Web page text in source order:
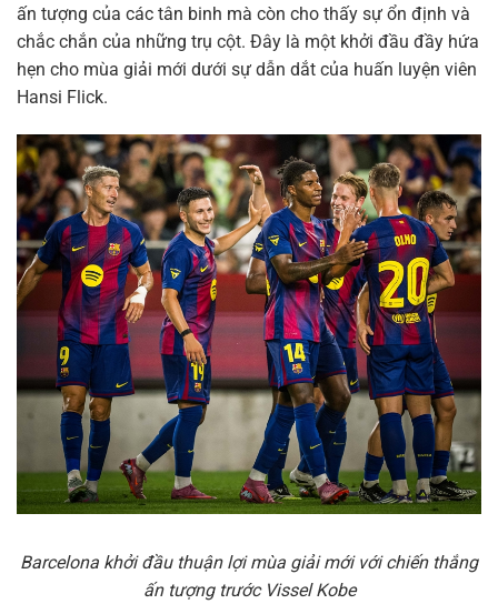
ấn tượng của các tân binh mà còn cho thấy sự ổn định và
chắc chắn của những trụ cột. Đây là một khởi đầu đầy hứa
hẹn cho mùa giải mới dưới sự dẫn dắt của huấn luyện viên
Hansi Flick.
Barcelona khởi đầu thuận lợi mùa giải mới với chiến thắng
ấn tượng trước Vissel Kobe